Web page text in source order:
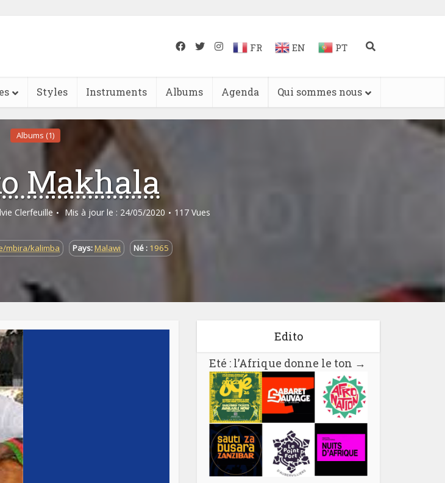
FR EN PT
Styles Instruments Albums Agenda Qui sommes nous
Albums (1)
Makhala
Clerfeuille Mis à jour le : 24/05/2020 117 Vues
mbira/kalimba Pays:Malawi Né : 1965
Edito
Eté : l’Afrique donne le ton →